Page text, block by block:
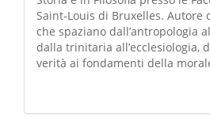
Saint-Louis di Bruxelles. Autore
che spaziano dall’antropologia
dalla trinitaria all’ecclesiologia,
verità ai fondamenti della